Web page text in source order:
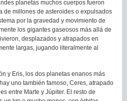
planetas muchos cuerpos fueron
de millones de asteroides o expulsados
por la gravedad y movimiento de
los gigantes gaseosos más allá de
desplazados y atrapados en
largas, jugando literalmente al
y Eris, los dos planetas enanos más
uno también famoso, Ceres, atrapado
entre Marte y Júpiter. El resto de